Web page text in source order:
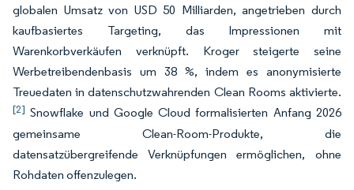
globalen Umsatz von USD 50 Milliarden, angetrieben durch
kaufbasiertes Targeting, das Impressionen mit
Warenkorbverkäufen verknüpft. Kroger steigerte seine
Werbetreibendenbasis um 38 %, indem es anonymisierte
Treuedaten in datenschutzwahrenden Clean Rooms aktivierte.
[2] Snowflake und Google Cloud formalisierten Anfang 2026
gemeinsame Clean-Room-Produkte, die
datensatzübergreifende Verknüpfungen ermöglichen, ohne
Rohdaten offenzulegen.